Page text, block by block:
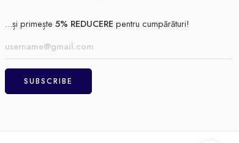
...și primește 5% REDUCERE pentru cumpărături!